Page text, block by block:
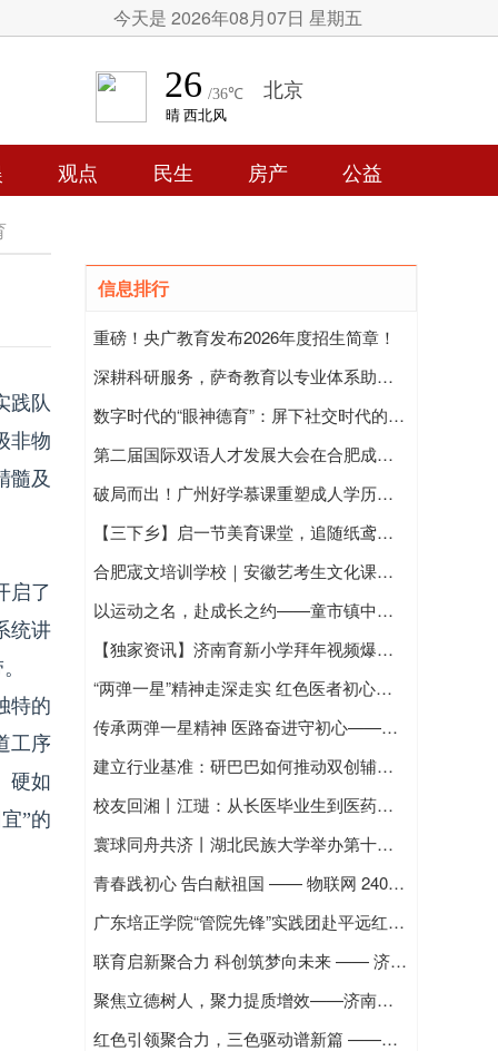
今天是 2026年08月07日 星期五
观点 民生 房产 公益
践队
非物
髓及
启了
统讲
特的
工序
硬如
”的
信息排行
重磅！央广教育发布2026年度招生简章！
深耕科研服务，萨奇教育以专业体系助力学者成长与成果转化
数字时代的“眼神德育”：屏下社交时代的人际修养与价值回归
第二届国际双语人才发展大会在合肥成功举办暨国际双语人才中英文演讲比赛正式启动
破局而出！广州好学慕课重塑成人学历教育新认知
【三下乡】启一节美育课堂，追随纸鸢牵动孩童笑声——瀛风去“志愿+艺术课堂”以纸鸢美育浸润童心
合肥宬文培训学校｜安徽艺考生文化课冲刺首选机构
以运动之名，赴成长之约——童市镇中心幼儿园2025年亲子运动会
【独家资讯】济南育新小学拜年视频爆火！全网播放破亿，全国第16、全省第2、全市第1！
“两弹一星”精神走深走实 红色医者初心见行见效
传承两弹一星精神 医路奋进守初心——昆明医科大学医翎凌云宣讲团开展系列志愿宣讲活动
建立行业基准：研巴巴如何推动双创辅导走向专业化
校友回湘丨江琎：从长医毕业生到医药领军人，以“恒昌模式”反哺桑梓
寰球同舟共济丨湖北民族大学举办第十五届模拟联合国比赛决赛
青春践初心 告白献祖国 —— 物联网 2401 团支部主题团日活动纪实
广东培正学院“管院先锋”实践团赴平远红四军纪念园开展研学实践
联育启新聚合力 科创筑梦向未来 —— 济南市育新小学教联体启动仪式暨科技节开幕式圆满举行
聚焦立德树人，聚力提质增效——济南市育新小学第十四届五次教职工（代表）大会顺利召开
红色引领聚合力，三色驱动谱新篇 ——北京科技大学化生学院与延庆一中共建活动纪实